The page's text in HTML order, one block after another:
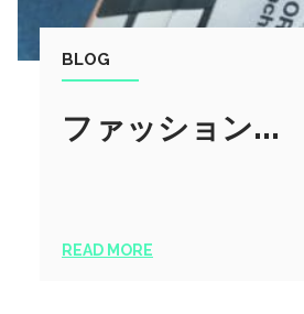
BLOG
ファッション...
READ MORE